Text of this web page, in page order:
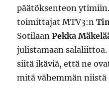
päätöksenteon
toimittajat MTV3:n
SotilaanPekka
julistamaan
siitä ikäviä, että ne
mitä vähemmän